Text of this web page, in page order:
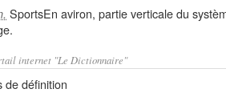
SportsEn aviron, partie verticale du
internet "Le Dictionnaire"
de définition